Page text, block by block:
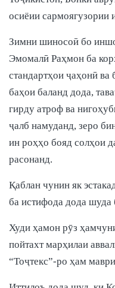
осиёии сармоягузории
Зимни шиносоӣ бо
Эмомалӣ Раҳмон ба
стандартҳои ҷаҳонӣ
баҳои баланд дода,
гирду атроф ва
ҷалб намуданд, зеро
ин роҳҳо бояд солҳои
расонанд.
Қаблан чунин як
ба истифода дода шуда
Худи ҳамон рӯз
пойтахт марҳилаи
“Тоҷтекс”-ро ҳам